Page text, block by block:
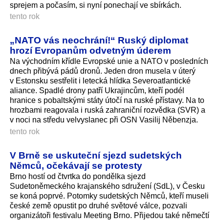
sprejem a počasím, si nyní ponechají ve sbírkách.
tento rok
„NATO vás neochrání!“ Ruský diplomat
hrozí Evropanům odvetným úderem
Na východním křídle Evropské unie a NATO v posledních
dnech přibývá pádů dronů. Jeden dron musela v úterý
v Estonsku sestřelit i letecká hlídka Severoatlantické
aliance. Spadlé drony patří Ukrajincům, kteří podél
hranice s pobaltskými státy útočí na ruské přístavy. Na to
hrozbami reagovala i ruská zahraniční rozvědka (SVR) a
v noci na středu velvyslanec při OSN Vasilij Něbenzja.
tento rok
V Brně se uskuteční sjezd sudetských
Němců, očekávají se protesty
Brno hostí od čtvrtka do pondělka sjezd
Sudetoněmeckého krajanského sdružení (SdL), v Česku
se koná poprvé. Potomky sudetských Němců, kteří museli
české země opustit po druhé světové válce, pozvali
organizátoři festivalu Meeting Brno. Přijedou také němečtí